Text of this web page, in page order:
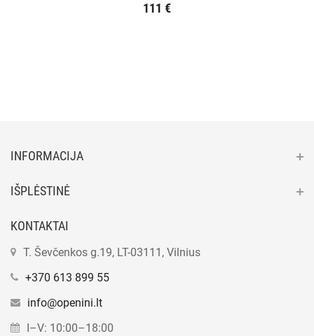
111 €
INFORMACIJA
IŠPLĖSTINĖ
KONTAKTAI
T. Ševčenkos g.19, LT-03111, Vilnius
+370 613 899 55
info@openini.lt
I–V: 10:00–18:00